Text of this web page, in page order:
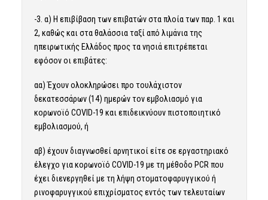
-3. α) Η επιβίβαση των επιβατών στα πλοία των παρ. 1 και
2, καθώς και στα θαλάσσια ταξί από λιμάνια της
ηπειρωτικής Ελλάδος προς τα νησιά επιτρέπεται
εφόσον οι επιβάτες:
αα) Έχουν ολοκληρώσει προ τουλάχιστον
δεκατεσσάρων (14) ημερών τον εμβολιασμό για
κορωνοϊό COVID-19 και επιδεικνύουν πιστοποιητικό
εμβολιασμού, ή
αβ) έχουν διαγνωσθεί αρνητικοί είτε σε εργαστηριακό
έλεγχο για κορωνοϊό COVID-19 με τη μέθοδο PCR που
έχει διενεργηθεί με τη λήψη στοματοφαρυγγικού ή
ρινοφαρυγγικού επιχρίσματος εντός των τελευταίων